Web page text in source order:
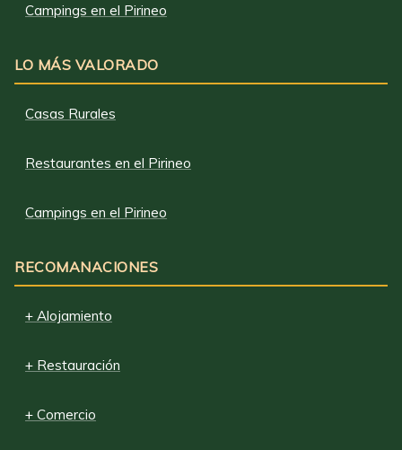
Campings en el Pirineo
LO MÁS VALORADO
Casas Rurales
Restaurantes en el Pirineo
Campings en el Pirineo
RECOMANACIONES
+ Alojamiento
+ Restauración
+ Comercio